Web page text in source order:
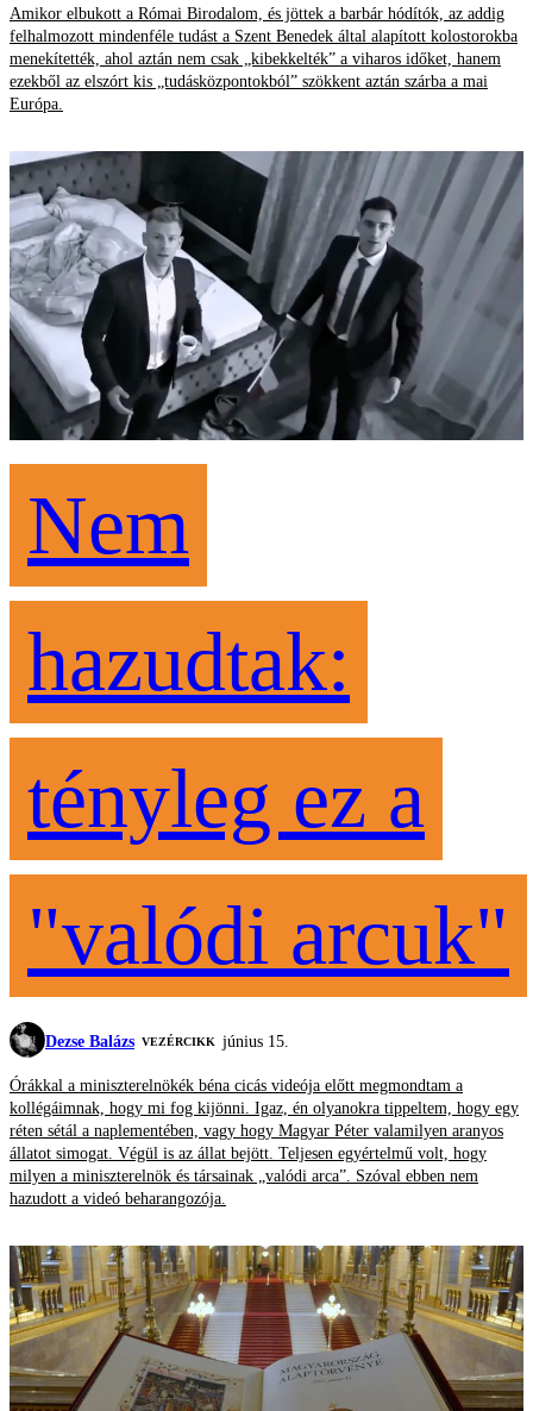
Amikor elbukott a Római Birodalom, és jöttek a barbár hódítók, az addig
felhalmozott mindenféle tudást a Szent Benedek által alapított kolostorokba
menekítették, ahol aztán nem csak „kibekkelték” a viharos időket, hanem
ezekből az elszórt kis „tudásközpontokból” szökkent aztán szárba a mai
Európa.
Nem
hazudtak:
tényleg ez a
"valódi arcuk"
Dezse Balázs VEZÉRCIKK június 15.
Órákkal a miniszterelnökék béna cicás videója előtt megmondtam a
kollégáimnak, hogy mi fog kijönni. Igaz, én olyanokra tippeltem, hogy egy
réten sétál a naplementében, vagy hogy Magyar Péter valamilyen aranyos
állatot simogat. Végül is az állat bejött. Teljesen egyértelmű volt, hogy
milyen a miniszterelnök és társainak „valódi arca”. Szóval ebben nem
hazudott a videó beharangozója.